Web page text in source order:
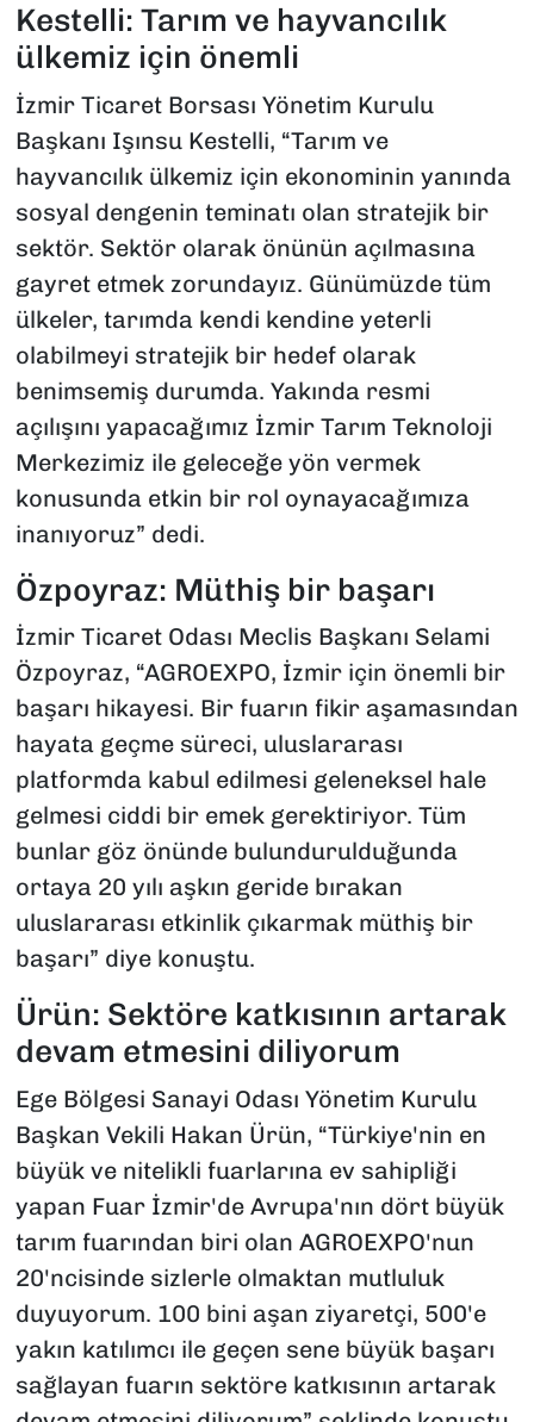
Kestelli: Tarım ve hayvancılık
ülkemiz için önemli
İzmir Ticaret Borsası Yönetim Kurulu
Başkanı Işınsu Kestelli, “Tarım ve
hayvancılık ülkemiz için ekonominin yanında
sosyal dengenin teminatı olan stratejik bir
sektör. Sektör olarak önünün açılmasına
gayret etmek zorundayız. Günümüzde tüm
ülkeler, tarımda kendi kendine yeterli
olabilmeyi stratejik bir hedef olarak
benimsemiş durumda. Yakında resmi
açılışını yapacağımız İzmir Tarım Teknoloji
Merkezimiz ile geleceğe yön vermek
konusunda etkin bir rol oynayacağımıza
inanıyoruz” dedi.
Özpoyraz: Müthiş bir başarı
İzmir Ticaret Odası Meclis Başkanı Selami
Özpoyraz, “AGROEXPO, İzmir için önemli bir
başarı hikayesi. Bir fuarın fikir aşamasından
hayata geçme süreci, uluslararası
platformda kabul edilmesi geleneksel hale
gelmesi ciddi bir emek gerektiriyor. Tüm
bunlar göz önünde bulundurulduğunda
ortaya 20 yılı aşkın geride bırakan
uluslararası etkinlik çıkarmak müthiş bir
başarı” diye konuştu.
Ürün: Sektöre katkısının artarak
devam etmesini diliyorum
Ege Bölgesi Sanayi Odası Yönetim Kurulu
Başkan Vekili Hakan Ürün, “Türkiye'nin en
büyük ve nitelikli fuarlarına ev sahipliği
yapan Fuar İzmir'de Avrupa'nın dört büyük
tarım fuarından biri olan AGROEXPO'nun
20'ncisinde sizlerle olmaktan mutluluk
duyuyorum. 100 bini aşan ziyaretçi, 500'e
yakın katılımcı ile geçen sene büyük başarı
sağlayan fuarın sektöre katkısının artarak